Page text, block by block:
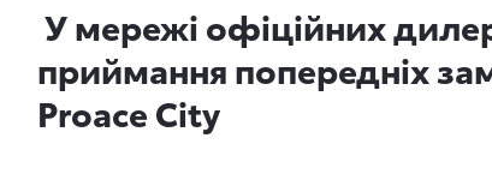
У мережі офіційних
приймання попередніх
Proace City